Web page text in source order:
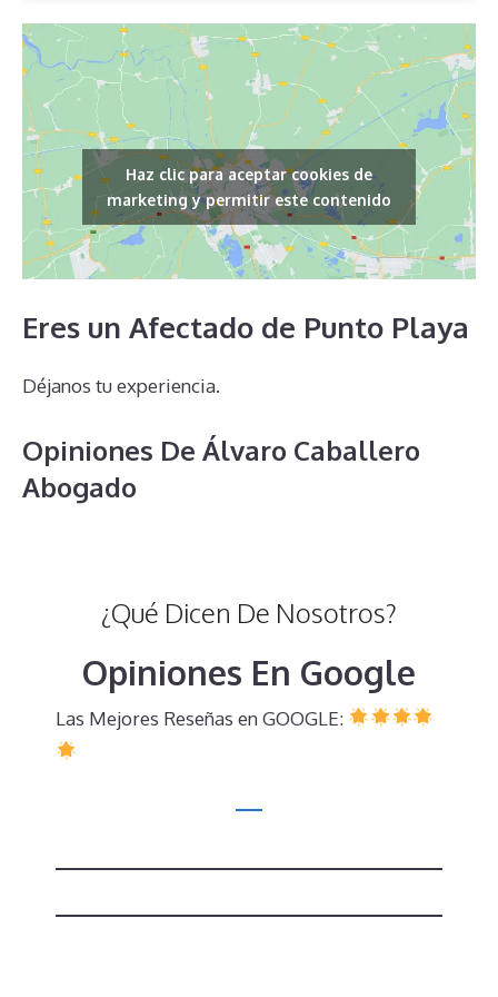
Haz clic para aceptar cookies de
marketing y permitir este contenido
Eres un Afectado de Punto Playa
Déjanos tu experiencia.
Opiniones De Álvaro Caballero
Abogado
¿Qué Dicen De Nosotros?
Opiniones En Google
Las Mejores Reseñas en GOOGLE: